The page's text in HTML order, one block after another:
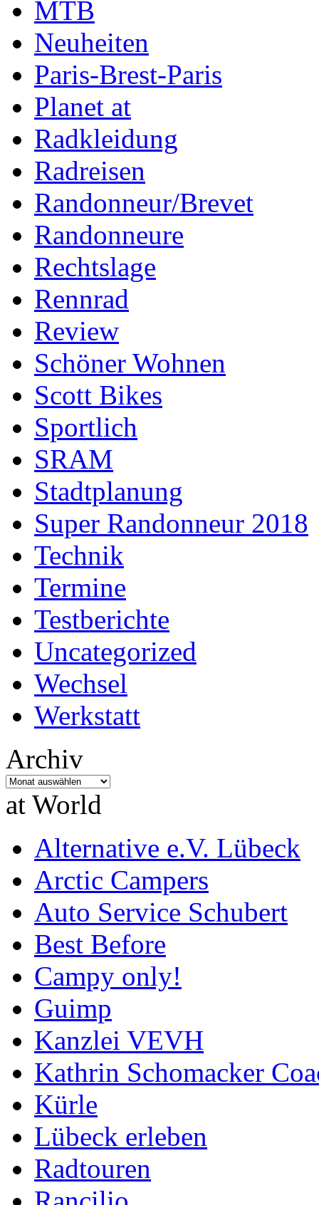
MTB
Neuheiten
Paris-Brest-Paris
Planet at
Radkleidung
Radreisen
Randonneur/Brevet
Randonneure
Rechtslage
Rennrad
Review
Schöner Wohnen
Scott Bikes
Sportlich
SRAM
Stadtplanung
Super Randonneur 2018
Technik
Termine
Testberichte
Uncategorized
Wechsel
Werkstatt
Archiv
Archiv
at World
Alternative e.V. Lübeck
Arctic Campers
Auto Service Schubert
Best Before
Campy only!
Guimp
Kanzlei VEVH
Kathrin Schomacker
Kürle
Lübeck erleben
Radtouren